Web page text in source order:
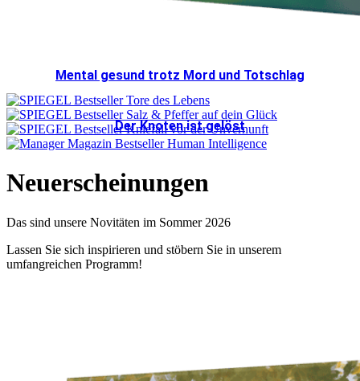
Der Knoten ist gelöst
Mental gesund trotz Mord und Totschlag
Neuerscheinungen
Das sind unsere Novitäten im Sommer 2026
Lassen Sie sich inspirieren und stöbern Sie in unserem
umfangreichen Programm!